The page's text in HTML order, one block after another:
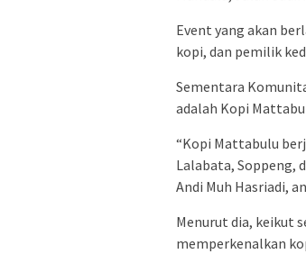
Event yang akan
kopi, dan pemilik
Sementara
adalah Kopi
“Kopi Mattabulu
Lalabata, Soppeng,
Andi Muh Hasriadi,
Menurut dia, keikut
memperkenalkan